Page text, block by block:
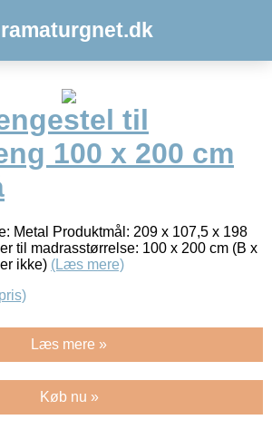
til
100 x 200 cm
Metal Produktmål: 209 x 107,5 x 198
til madrasstørrelse: 100 x 200 cm (B x
ikke) (Læs mere)
Læs mere »
Køb nu »